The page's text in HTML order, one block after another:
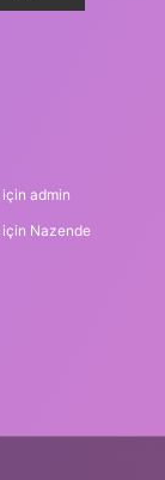
için admin
için Nazende